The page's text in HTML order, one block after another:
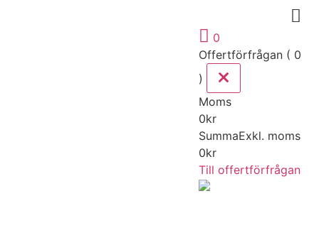
0
Offertförfrågan ( 0
)
Moms
0kr
SummaExkl. moms
0kr
Till offertförfrågan